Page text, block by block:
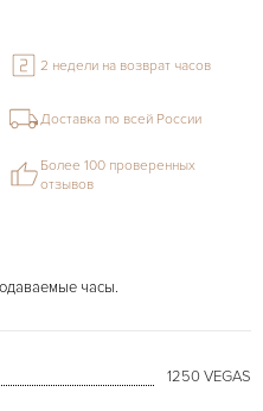
часы.
1250 VEGAS
2 недели на возврат часов
Доставка по всей России
Более 100 проверенных
отзывов